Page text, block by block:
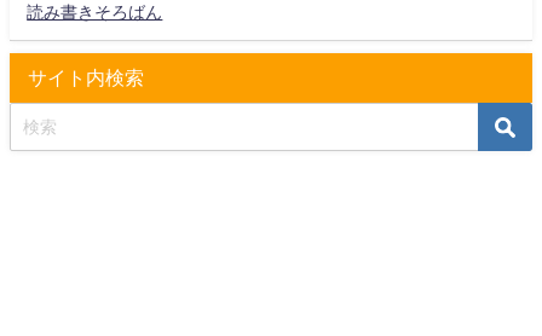
読み書きそろばん
サイト内検索